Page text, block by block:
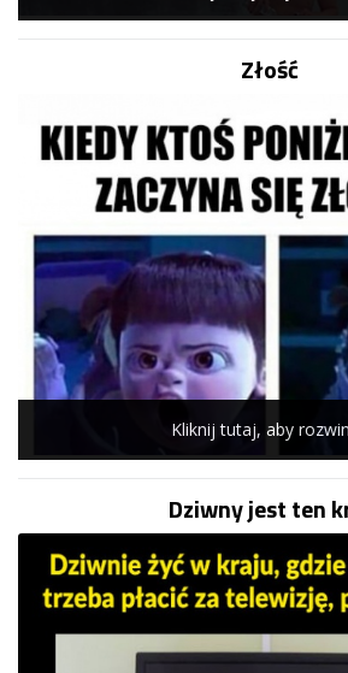
Złość
Kliknij tutaj, aby
Dziwny jest ten